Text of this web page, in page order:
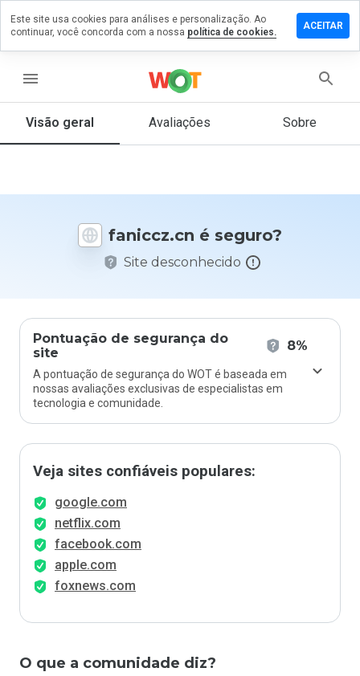
menu
Visão geral Avaliações Sobre
faniccz.cn é seguro?
Site desconhecido
Pontuação de segurança do
site
8%
A pontuação de segurança do WOT é baseada em
nossas avaliações exclusivas de especialistas em
tecnologia e comunidade.
Veja sites confiáveis populares:
google.com
netflix.com
facebook.com
apple.com
foxnews.com
O que a comunidade diz?
um
que
Este site usa cookies para análises e personalização. Ao
continuar, você concorda com a nossa política de cookies.
ACEITAR